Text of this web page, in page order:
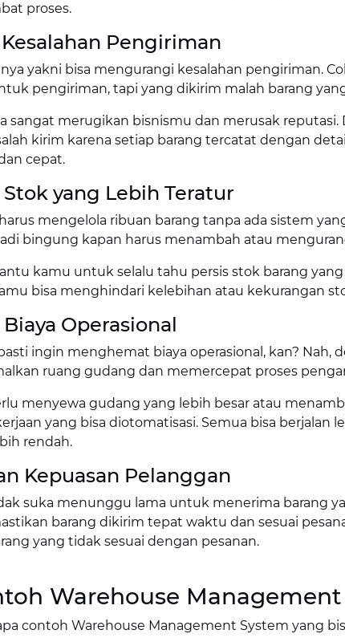
proses.
Pengiriman
yakni bisa mengurangi kesalahan pengiriman.
pengiriman, tapi yang dikirim malah barang
sangat merugikan bisnismu dan merusak reputasi.
kirim karena setiap barang tercatat dengan
cepat.
yang Lebih Teratur
mengelola ribuan barang tanpa ada sistem
bingung kapan harus menambah atau
kamu untuk selalu tahu persis stok barang
bisa menghindari kelebihan atau kekurangan
Operasional
ingin menghemat biaya operasional, kan? Nah,
ruang gudang dan memercepat proses
menyewa gudang yang lebih besar atau
yang bisa diotomatisasi. Semua bisa berjalan
rendah.
Kepuasan Pelanggan
suka menunggu lama untuk menerima barang
barang dikirim tepat waktu dan sesuai
yang tidak sesuai dengan pesanan.
Warehouse Management
contoh Warehouse Management System yang